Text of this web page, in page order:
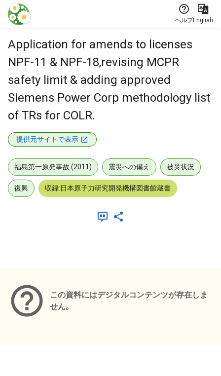
本文に飛ぶ
ヘルプEnglish
Application for amends to licenses
NPF-11 & NPF-18,revising MCPR
safety limit & adding approved
Siemens Power Corp methodology list
of TRs for COLR.
提供元サイトで表示
福島第一原発事故 (2011) 震災への備え 被災状況
復興 収録:日本原子力研究開発機構図書館蔵書
この資料にはデジタルコンテンツが存在しま
せん。